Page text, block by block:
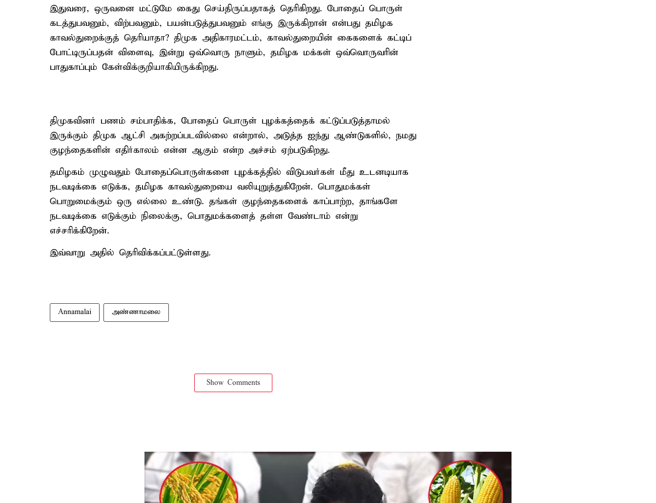
இதுவரை, ஒருவனை மட்டுமே கைது செய்திருப்பதாகத் தெரிகிறது. போதைப் பொருள்
கடத்துபவனும், விற்பவனும், பயன்படுத்துபவனும் எங்கு இருக்கிறான் என்பது தமிழக
காவல்துறைக்குத் தெரியாதா? திமுக அதிகாரமட்டம், காவல்துறையின் கைகளைக் கட்டிப்
போட்டிருப்பதன் விளைவு, இன்று ஒவ்வொரு நாளும், தமிழக மக்கள் ஒவ்வொருவரின்
பாதுகாப்பும் கேள்விக்குறியாகியிருக்கிறது.
திமுகவினர் பணம் சம்பாதிக்க, போதைப் பொருள் புழக்கத்தைக் கட்டுப்படுத்தாமல்
இருக்கும் திமுக ஆட்சி அகற்றப்படவில்லை என்றால், அடுத்த ஐந்து ஆண்டுகளில், நமது
குழந்தைகளின் எதிர்காலம் என்ன ஆகும் என்ற அச்சம் ஏற்படுகிறது.
தமிழகம் முழுவதும் போதைப்பொருள்களை புழக்கத்தில் விடுபவர்கள் மீது உடனடியாக
நடவடிக்கை எடுக்க, தமிழக காவல்துறையை வலியுறுத்துகிறேன். பொதுமக்கள்
பொறுமைக்கும் ஒரு எல்லை உண்டு. தங்கள் குழந்தைகளைக் காப்பாற்ற, தாங்களே
நடவடிக்கை எடுக்கும் நிலைக்கு, பொதுமக்களைத் தள்ள வேண்டாம் என்று
எச்சரிக்கிறேன்.
இவ்வாறு அதில் தெரிவிக்கப்பட்டுள்ளது.
Annamalai அண்ணாமலை
Show Comments